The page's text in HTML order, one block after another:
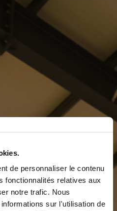
de personnaliser le contenu
fonctionnalités relatives aux
notre trafic. Nous
sur l'utilisation de